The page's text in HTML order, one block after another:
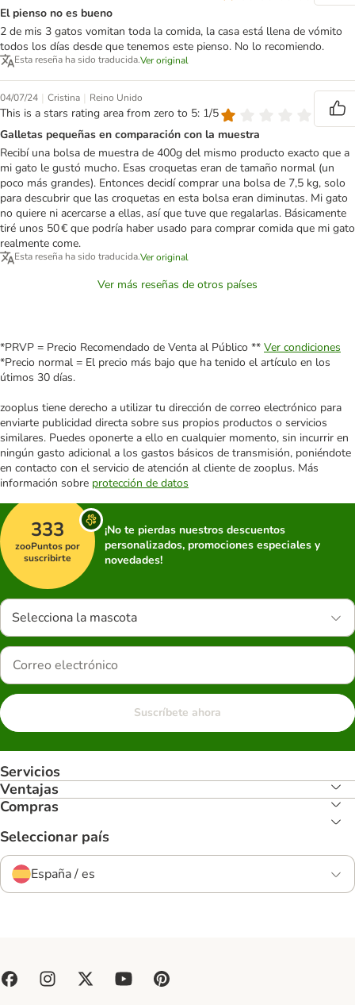
El pienso no es bueno
2 de mis 3 gatos vomitan toda la comida, la casa está llena de vómito
todos los días desde que tenemos este pienso. No lo recomiendo.
Esta reseña ha sido traducida.Ver original
04/07/24 | Cristina | Reino Unido
This is a stars rating area from zero to 5: 1/5
Galletas pequeñas en comparación con la muestra
Recibí una bolsa de muestra de 400g del mismo producto exacto que a
mi gato le gustó mucho. Esas croquetas eran de tamaño normal (un
poco más grandes). Entonces decidí comprar una bolsa de 7,5 kg, solo
para descubrir que las croquetas en esta bolsa eran diminutas. Mi gato
no quiere ni acercarse a ellas, así que tuve que regalarlas. Básicamente
tiré unos 50 € que podría haber usado para comprar comida que mi gato
realmente come.
Esta reseña ha sido traducida.Ver original
Ver más reseñas de otros países
*PRVP = Precio Recomendado de Venta al Público ** Ver condiciones
*Precio normal = El precio más bajo que ha tenido el artículo en los
útimos 30 días.
zooplus tiene derecho a utilizar tu dirección de correo electrónico para
enviarte publicidad directa sobre sus propios productos o servicios
similares. Puedes oponerte a ello en cualquier momento, sin incurrir en
ningún gasto adicional a los gastos básicos de transmisión, poniéndote
en contacto con el servicio de atención al cliente de zooplus. Más
información sobre protección de datos
333
zooPuntos por
suscribirte
¡No te pierdas nuestros descuentos
personalizados, promociones especiales y
novedades!
Selecciona la mascota
Suscríbete ahora
Servicios
Ventajas
Compras
Seleccionar país
España / es